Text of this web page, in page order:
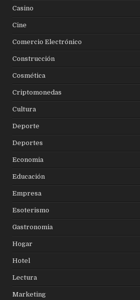
Casino
Cine
Comercio Electrónico
Construcción
Cosmética
Criptomonedas
Cultura
Deporte
Deportes
Economia
Educación
Empresa
Esoterismo
Gastronomia
Hogar
Hotel
Lectura
Marketing